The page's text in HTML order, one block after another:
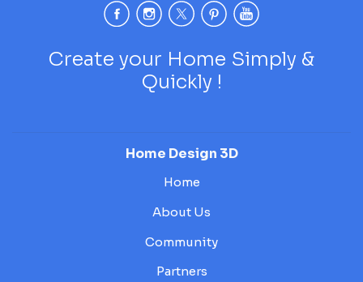
Create your Home Simply &
Quickly !
Home Design 3D
Home
About Us
Community
Partners